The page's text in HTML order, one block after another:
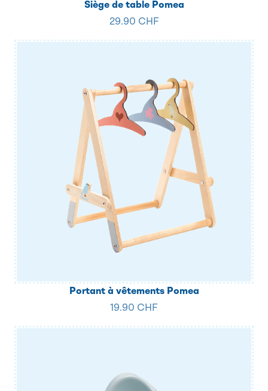
Siège de table Pomea
29.90 CHF
Portant à vêtements Pomea
19.90 CHF